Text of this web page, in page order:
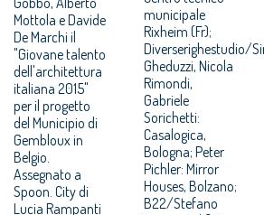
Mottola e Davide
De Marchi il
"Giovane talento
dell'architettura
italiana 2015"
per il progetto
del Municipio di
Gembloux in
Belgio.
Assegnato a
Spoon. City di
Lucia Rampanti
municipale
Rixheim (Fr);
Diverserighestudio/
Gheduzzi, Nicola
Rimondi,
Gabriele
Sorichetti:
Casalogica,
Bologna; Peter
Pichler: Mirror
Houses, Bolzano;
B22/Stefano